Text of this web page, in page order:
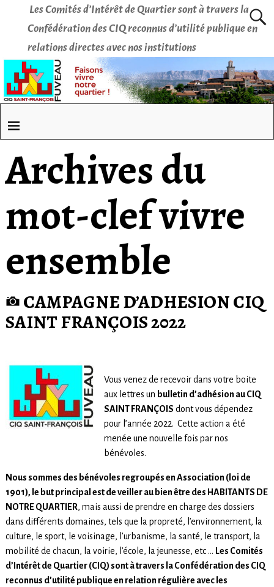
Les Comités d’Intérêt de Quartier sont à travers la
Confédération des CIQ reconnus d’utilité publique en
relations directes avec nos institutions
Archives du
mot-clefvivre
ensemble
CAMPAGNE D’ADHESION CIQ
SAINT FRANÇOIS 2022
Vous venez de recevoir dans votre boite
aux lettres un bulletin d’adhésion au CIQ
SAINT FRANÇOIS dont vous dépendez
pour l’année 2022. Cette action a été
menée une nouvelle fois par nos
bénévoles.
Nous sommes des bénévoles regroupés en Association (loi de
1901), le but principal est de veiller au bien être des HABITANTS DE
NOTRE QUARTIER, mais aussi de prendre en charge des dossiers
dans différents domaines, tels que la propreté, l’environnement, la
culture, le sport, le voisinage, l’urbanisme, la santé, le transport, la
mobilité de chacun, la voirie, l’école, la jeunesse, etc … Les Comités
d’Intérêt de Quartier (CIQ) sont à travers la Confédération des CIQ
reconnus d’utilité publique en relation régulière avec les